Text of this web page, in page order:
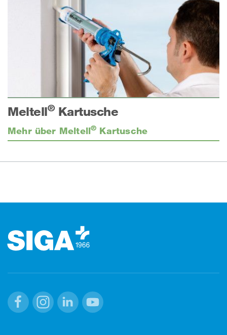
Meltell®Kartusche
Mehr über Meltell® Kartusche